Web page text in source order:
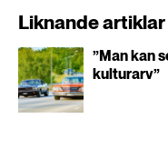
Liknande artiklar
”Man kan
kulturarv”